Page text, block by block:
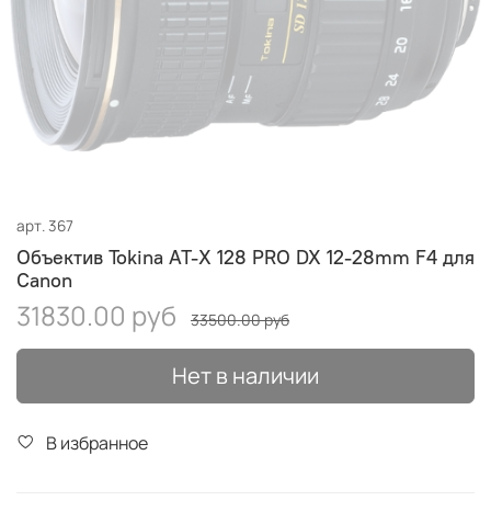
арт.367
Объектив Tokina AT-X 128 PRO DX 12-28mm F4 для
Canon
31830.00 руб 33500.00 руб
Нет в наличии
В избранное